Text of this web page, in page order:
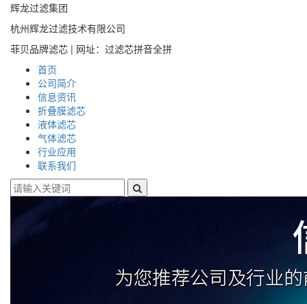
辉龙过滤集团
杭州辉龙过滤技术有限公司
菲贝品牌滤芯 | 网址：过滤芯拼音全拼
首页
公司简介
信息资讯
折叠膜滤芯
液体滤芯
气体滤芯
行业应用
联系我们